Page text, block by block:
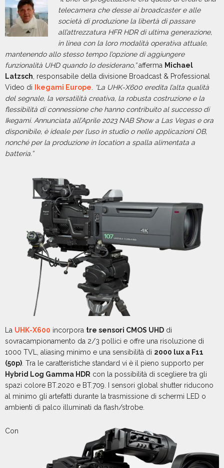
telecamera che desse ai broadcaster e alle
società di produzione la libertà di passare
all’attrezzatura HFR HDR di ultima generazione,
in linea con la loro modalità operativa attuale,
mantenendo allo stesso tempo l’opzione di aggiungere
funzionalità UHD quando lo desiderano,”afferma Michael
Latzsch , responsabile della divisione Broadcast & Professional
Video di
Ikegami Europe
“La UHK-X600 eredita l’alta qualità
del segnale, la versatilità creativa, la robusta costruzione e la
flessibilità di connessione che hanno contribuito al successo di
Ikegami. Annunciata all’Aprile 2023 NAB Show a Las Vegas e ora
disponibile, è ideale per l’uso in studio o nelle applicazioni OB,
nonché per la produzione in location a spalla alimentata a
batteria.”
La UHK-X600 incorpora tre sensori CMOS UHD di
sovracampionamento da 2/3 pollici e offre una risoluzione di
1000 TVL, aliasing minimo e una sensibilità di 2000 lux a F11
(50p) . Tra le caratteristiche standard vi è il pieno supporto per
Hybrid Log Gamma HDR con la possibilità di scegliere tra gli
spazi colore BT.2020 e BT.709. I sensori global shutter riducono
al minimo gli artefatti durante la trasmissione di schermi LED o
ambienti di palco illuminati da flash/strobe.
Con